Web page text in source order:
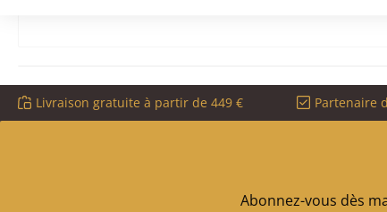
Livraison gratuite à partir de 449 € Partenaire
Abonnez-vous dès